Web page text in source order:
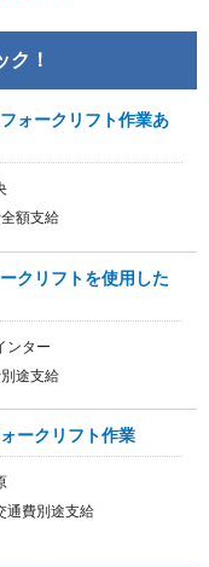
ク！
ォークリフト作業あ
額支給
クリフトを使用した
ンター
途支給
ークリフト作業
通費別途支給